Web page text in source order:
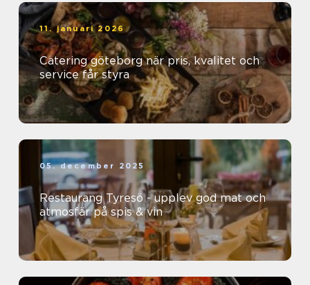
11. januari 2026
Catering göteborg när pris, kvalitet och
service får styra
05. december 2025
Restaurang Tyresö - upplev god mat och
atmosfär på spis & vin